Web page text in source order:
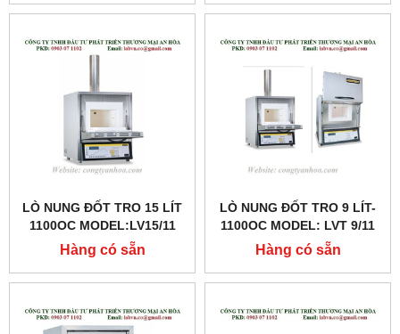
LÒ NUNG ĐỐT TRO 15 LÍT
1100OC MODEL:LV15/11
Hàng có sẵn
LÒ NUNG ĐỐT TRO 9 LÍT-
1100OC MODEL: LVT 9/11
Hàng có sẵn